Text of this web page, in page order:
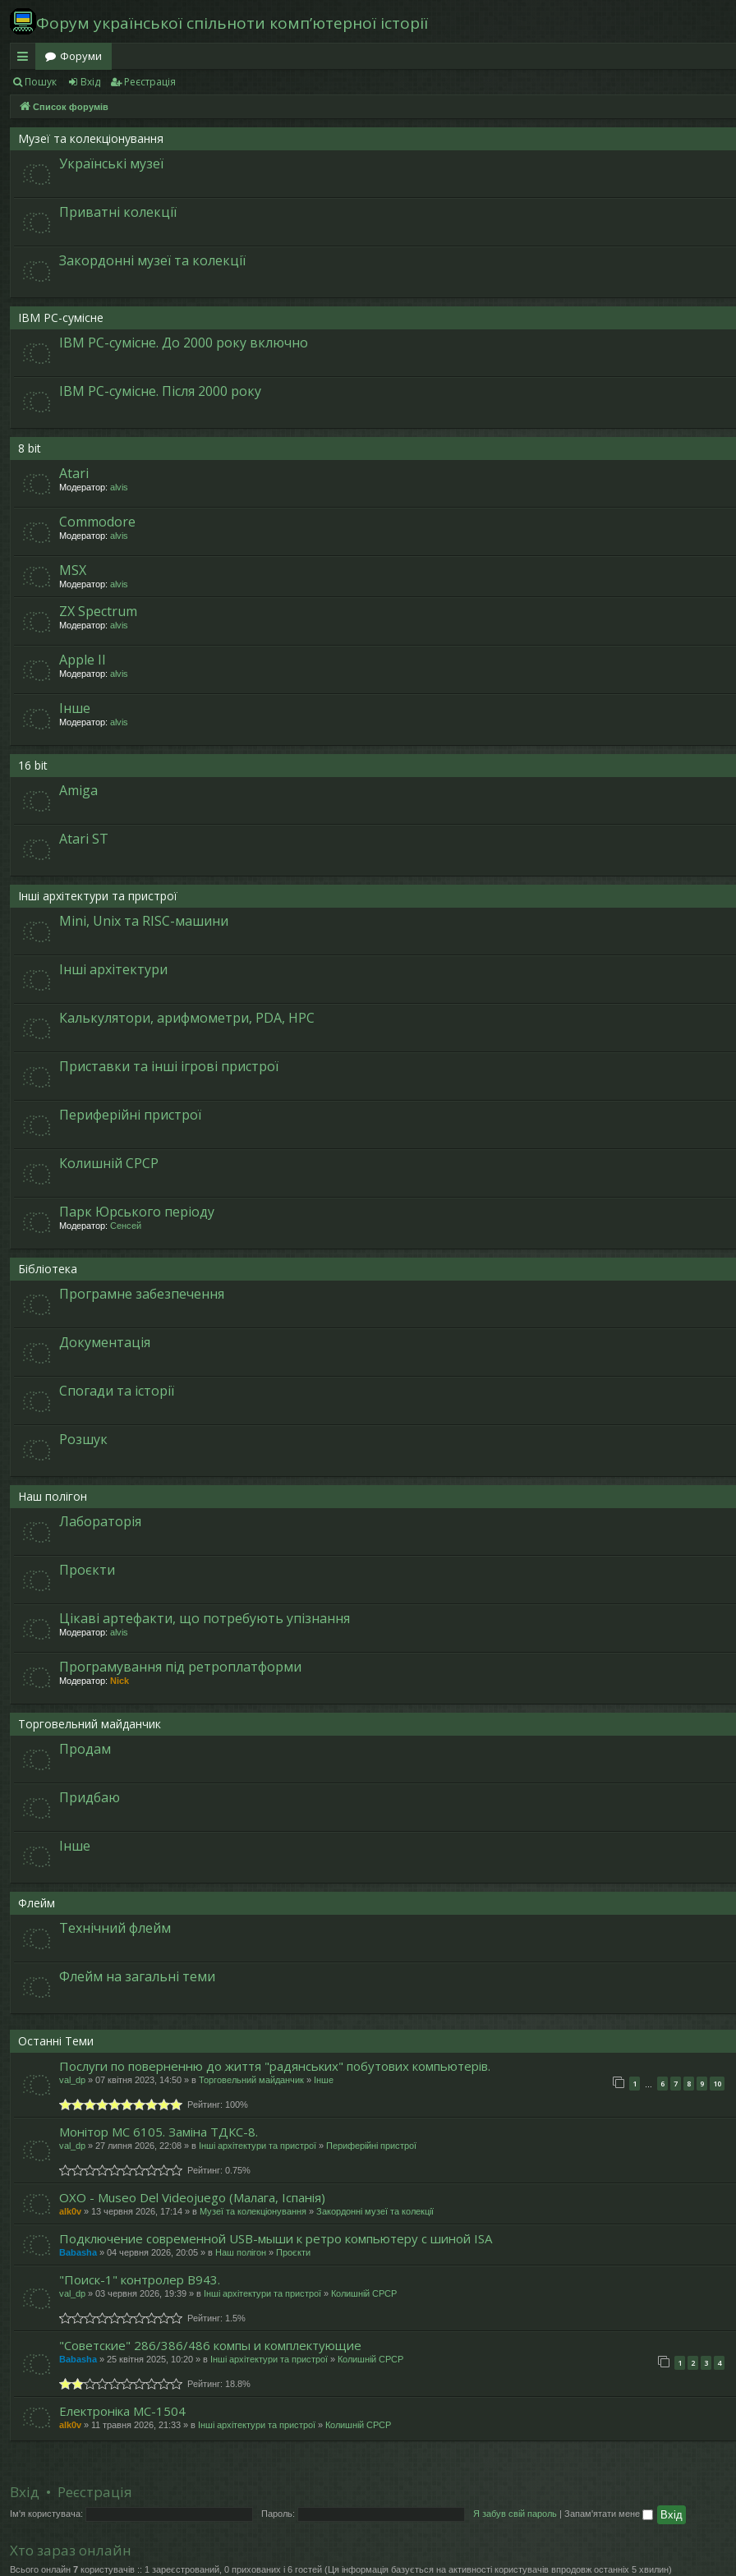
Форум української спільноти компʼютерної історії
в
и
дк
ос
ту
Форуми
Пошук Вхід Реєстрація
Список форумів
Музеї та колекціонування
Українські музеї
Приватні колекції
Закордонні музеї та колекції
IBM PC-сумісне
IBM PC-сумісне. До 2000 року включно
IBM PC-сумісне. Після 2000 року
8 bit
Atari
Модератор: alvis
Commodore
Модератор: alvis
MSX
Модератор: alvis
ZX Spectrum
Модератор: alvis
Apple II
Модератор: alvis
Інше
Модератор: alvis
16 bit
Amiga
Atari ST
Інші архітектури та пристрої
Mini, Unix та RISC-машини
Інші архітектури
Калькулятори, арифмометри, PDA, HPC
Приставки та інші ігрові пристрої
Периферійні пристрої
Колишній СРСР
Парк Юрського періоду
Модератор: Сенсей
Бібліотека
Програмне забезпечення
Документація
Спогади та історії
Розшук
Наш полігон
Лабораторія
Проєкти
Цікаві артефакти, що потребують упізнання
Модератор: alvis
Програмування під ретроплатформи
Модератор: Nick
Торговельний майданчик
Продам
Придбаю
Інше
Флейм
Технічний флейм
Флейм на загальні теми
Останні Теми
Послуги по поверненню до життя "радянських" побутових компьютерів.
1 … 6 7 8 9 10
val_dp » 07 квітня 2023, 14:50 » в Торговельний майданчик » Інше
Рейтинг: 100%
Монітор МС 6105. Заміна ТДКС-8.
val_dp » 27 липня 2026, 22:08 » в Інші архітектури та пристрої » Периферійні пристрої
Рейтинг: 0.75%
OXO - Museo Del Videojuego (Малага, Іспанія)
alk0v » 13 червня 2026, 17:14 » в Музеї та колекціонування » Закордонні музеї та колекції
Подключение современной USB-мыши к ретро компьютеру с шиной ISA
Babasha » 04 червня 2026, 20:05 » в Наш полігон » Проєкти
"Поиск-1" контролер В943.
val_dp » 03 червня 2026, 19:39 » в Інші архітектури та пристрої » Колишній СРСР
Рейтинг: 1.5%
"Cоветские" 286/386/486 компы и комплектующие
1 2 3 4
Babasha » 25 квітня 2025, 10:20 » в Інші архітектури та пристрої » Колишній СРСР
Рейтинг: 18.8%
Електроніка МС-1504
alk0v » 11 травня 2026, 21:33 » в Інші архітектури та пристрої » Колишній СРСР
Вхід • Реєстрація
Ім'я користувача: Пароль: Я забув свій пароль | Запам'ятати мене
Хто зараз онлайн
Всього онлайн 7 користувачів :: 1 зареєстрований, 0 прихованих і 6 гостей (Ця інформація базується на активності користувачів впродовж останніх 5 хвилин)